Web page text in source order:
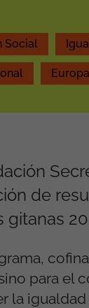
Social
Europa
de
gitanas
para el
la